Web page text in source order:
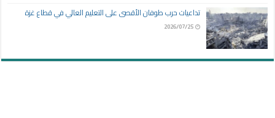
تداعيات حرب طوفان الأقصى على التعليم العالي في قطاع غزة
2026/07/25